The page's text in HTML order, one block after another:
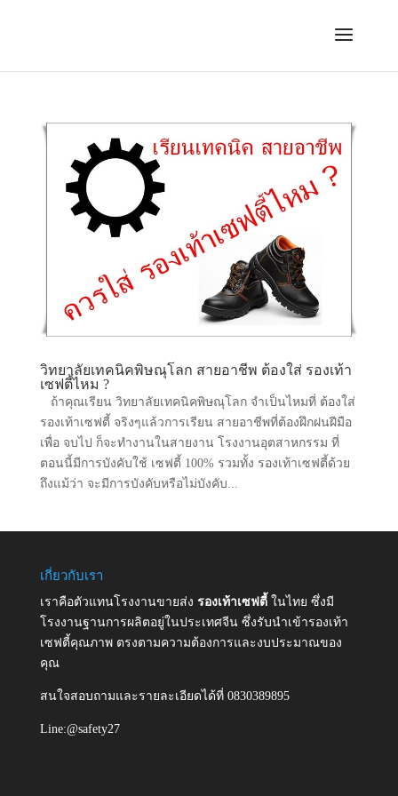
วิทยาลัยเทคนิคพิษณุโลก สายอาชีพ ต้องใส่ รองเท้า
เซฟตี้ไหม ?
ถ้าคุณเรียน วิทยาลัยเทคนิคพิษณุโลก จำเป็นไหมที่ ต้องใส่
รองเท้าเซฟตี้ จริงๆแล้วการเรียน สายอาชีพที่ต้องฝึกฝนฝีมือ
เพื่อ จบไป ก็จะทำงานในสายงาน โรงงานอุตสาหกรรม ที่
ตอนนี้มีการบังคับใช้ เซฟตี้ 100% รวมทั้ง รองเท้าเซฟตี้ด้วย
ถึงแม้ว่า จะมีการบังคับหรือไม่บังคับ...
เกี่ยวกับเรา
เราคือตัวแทนโรงงานขายส่ง รองเท้าเซฟตี้ ในไทย ซึ่งมี
โรงงานฐานการผลิตอยู่ในประเทศจีน ซึ่งรับนำเข้ารองเท้า
เซฟตี้คุณภาพ ตรงตามความต้องการและงบประมาณของ
คุณ
สนใจสอบถามและรายละเอียดได้ที่ 0830389895
Line:@safety27